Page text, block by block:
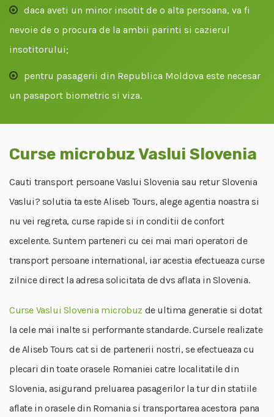
daca aveti un minor insotit de o alta persoana, va fi
nevoie de o procura de la ambii parinti si cazierul
insotitorului;
pentru pasagerii din Republica Moldova este necesar
un pasaport biometric si viza.
Curse microbuz Vaslui Slovenia
Cauti transport persoane Vaslui Slovenia sau retur Slovenia
Vaslui? solutia ta este Aliseb Tours, alege agentia noastra si
nu vei regreta, curse rapide si in conditii de confort
excelente. Suntem parteneri cu cei mai mari operatori de
transport persoane international, iar acestia efectueaza curse
zilnice direct la adresa solicitata de dvs aflata in Slovenia.
Curse Vaslui Slovenia microbuz de ultima generatie si dotat
la cele mai inalte si performante standarde. Cursele realizate
de Aliseb Tours cat si de partenerii nostri, se efectueaza cu
plecari din toate orasele Romaniei catre localitatile din
Slovenia, asigurand preluarea pasagerilor la tur din statiile
aflate in orasele din Romania si transportarea acestora pana